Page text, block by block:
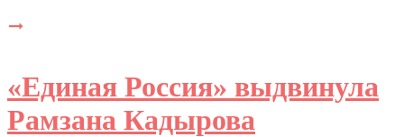
«Единая Россия» выдвинула
Рамзана Кадырова